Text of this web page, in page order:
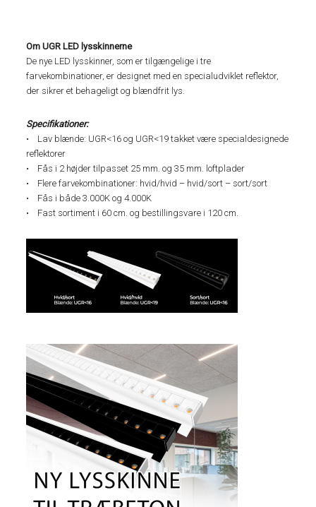
Om UGR LED lysskinnerne
De nye LED lysskinner, som er tilgængelige i tre
farvekombinationer, er designet med en specialudviklet reflektor,
der sikrer et behageligt og blændfrit lys.
Specifikationer:
• Lav blænde: UGR<16 og UGR<19 takket være specialdesignede
reflektorer
• Fås i 2 højder tilpasset 25 mm. og 35 mm. loftplader
• Flere farvekombinationer: hvid/hvid – hvid/sort – sort/sort
• Fås i både 3.000K og 4.000K
• Fast sortiment i 60 cm. og bestillingsvare i 120 cm.